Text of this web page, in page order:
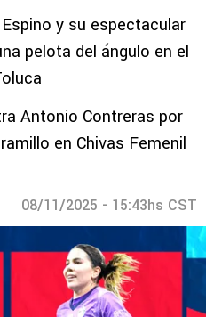
y su espectacular
pelota del ángulo en el
Antonio Contreras por
en Chivas Femenil
08/11/2025 - 15:43hs CST